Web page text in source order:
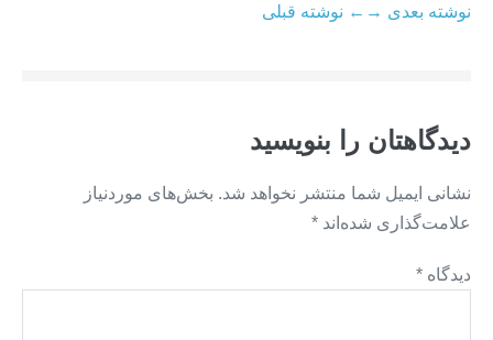
ناوبری
← نوشته قبلینوشته بعدی →
دیدگاهتان را بنویسید
نشانی ایمیل شما منتشر نخواهد شد. بخش‌های موردنیاز
علامت‌گذاری شده‌اند *
دیدگاه *